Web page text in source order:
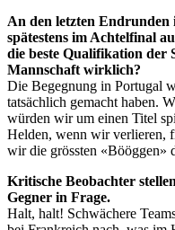
An den letzten Endrunden
spätestens im Achtelfinal
die beste Qualifikation der
Mannschaft wirklich?
Die Begegnung in Portugal
tatsächlich gemacht haben.
würden wir um einen Titel
Helden, wenn wir verlieren,
wir die grössten «Bööggen»
Kritische Beobachter
Gegner in Frage.
Halt, halt! Schwächere